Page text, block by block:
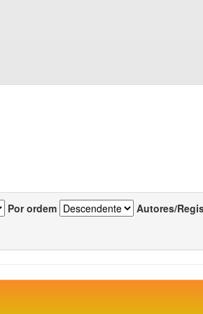
Por ordem Autores/